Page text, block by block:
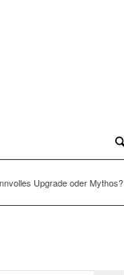
Upgrade oder Mythos?